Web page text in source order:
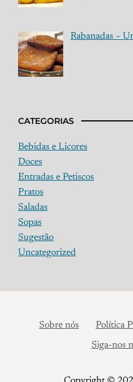
Rabanadas –
CATEGORIAS
Bebidas e Licores
Doces
Entradas e Petiscos
Pratos
Saladas
Sopas
Sugestão
Uncategorized
Sobre nós Política
Siga-nos